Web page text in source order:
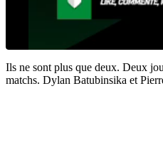
Ils ne sont plus que deux. Deux
matchs. Dylan Batubinsika et